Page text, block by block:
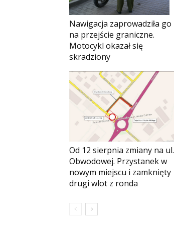
Nawigacja zaprowadziła go
na przejście graniczne.
Motocykl okazał się
skradziony
Od 12 sierpnia zmiany na ul.
Obwodowej. Przystanek w
nowym miejscu i zamknięty
drugi wlot z ronda